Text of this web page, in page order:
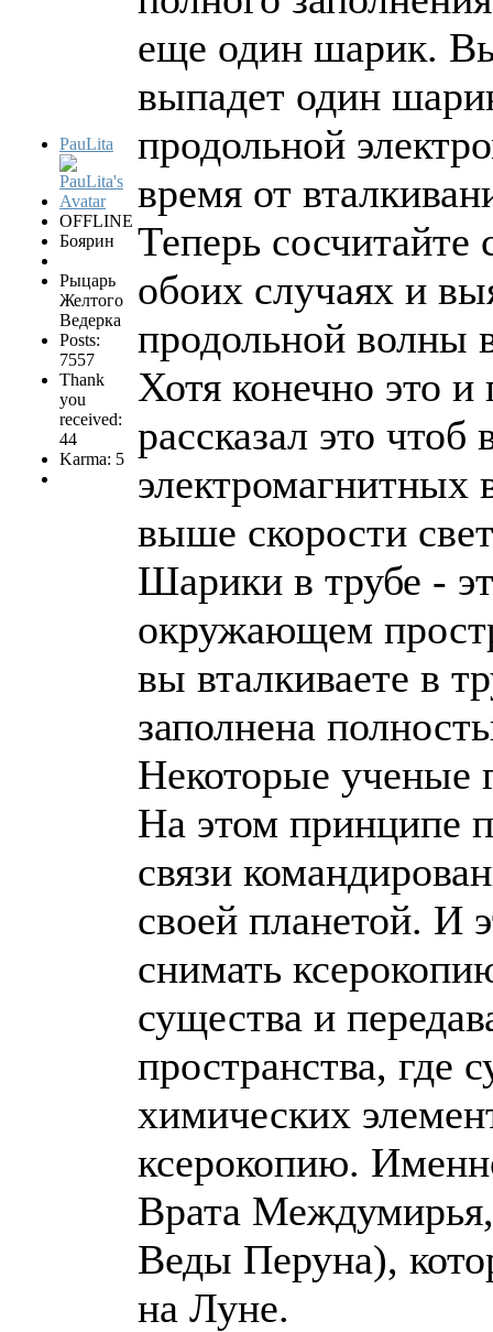
PauLita
OFFLINE
Боярин
Рыцарь
Желтого
Ведерка
Posts:
7557
Thank
you
received:
44
Karma: 5
еще один шарик.
выпадет один
продольной
время от
Теперь
обоих случаях и
продольной волны
Хотя конечно это и
рассказал это
электромагнитных
выше скорости
Шарики в трубе -
окружающем
вы вталкиваете в
заполнена
Некоторые ученые
На этом принципе
связи
своей планетой. И
снимать
существа и
пространства, где
химических
ксерокопию.
Врата
Веды Перуна),
на Луне.